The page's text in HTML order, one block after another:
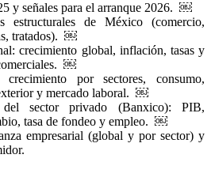
y señales para el arranque 2026. ￼
estructurales de México (comercio,
tratados). ￼
crecimiento global, inflación, tasas y
￼
crecimiento por sectores, consumo,
y mercado laboral. ￼
del sector privado (Banxico): PIB,
tasa de fondeo y empleo. ￼
empresarial (global y por sector) y